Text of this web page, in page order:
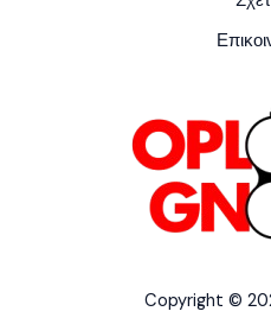
Copyright ©